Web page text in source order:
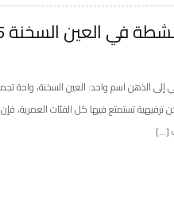
إلى الذهن اسم واحد: العين السخنة، واحة
تستمتع فيها كل الفئات العمرية، فإن
[…]